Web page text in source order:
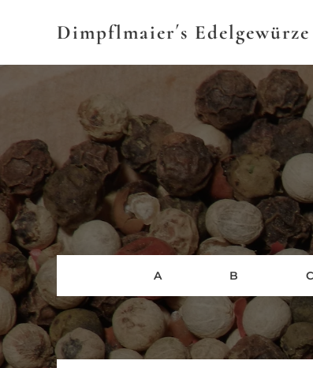
Dimpflmaier´s Edelgewürze
A B C